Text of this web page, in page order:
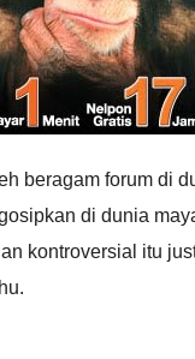
beragam forum di
di dunia
kontroversial itu